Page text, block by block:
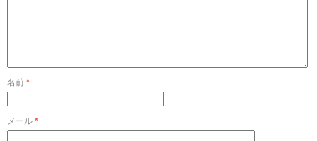
名前 *
メール *